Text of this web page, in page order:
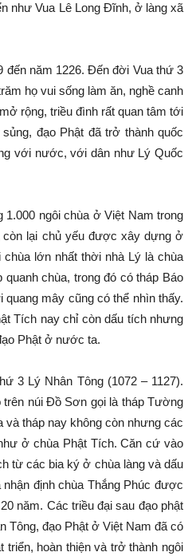
như Vua Lê Long Đĩnh, ở làng xã
đến năm 1226. Đến đời Vua thứ 3
họ vui sống làm ăn, nghề canh
rộng, triều đình rất quan tâm tới
đạo Phật đã trở thành quốc
với nước, với dân như Lý Quốc
ngôi chùa ở Việt Nam trong
còn lại chủ yếu được xây dựng ở
lớn nhất thời nhà Lý là chùa
chùa, trong đó có tháp Báo
mây cũng có thể nhìn thấy.
Tích nay chỉ còn dấu tích nhưng
Phật ở nước ta.
3 Lý Nhân Tông (1072 – 1127).
núi Đồ Sơn gọi là tháp Tường
tháp nay không còn nhưng các
ở chùa Phật Tích. Căn cứ vào
từ các bia ký ở chùa làng và dấu
định chùa Thắng Phúc được
năm. Các triều đại sau đạo phật
Tông, đạo Phật ở Việt Nam đã có
triển, hoàn thiện và trở thành ngôi